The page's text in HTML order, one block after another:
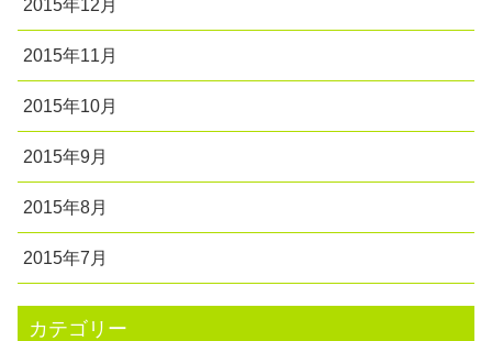
2015年12月
2015年11月
2015年10月
2015年9月
2015年8月
2015年7月
カテゴリー